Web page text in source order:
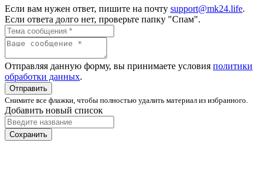
Если вам нужен ответ, пишите на почту support@mk24.life.
Если ответа долго нет, проверьте папку "Спам".
Отправляя данную форму, вы принимаете условия политики
обработки данных.
Отправить
Снимите все флажки, чтобы полностью удалить материал из избранного.
Добавить новый список
Сохранить